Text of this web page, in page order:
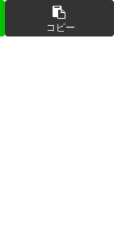
コピー